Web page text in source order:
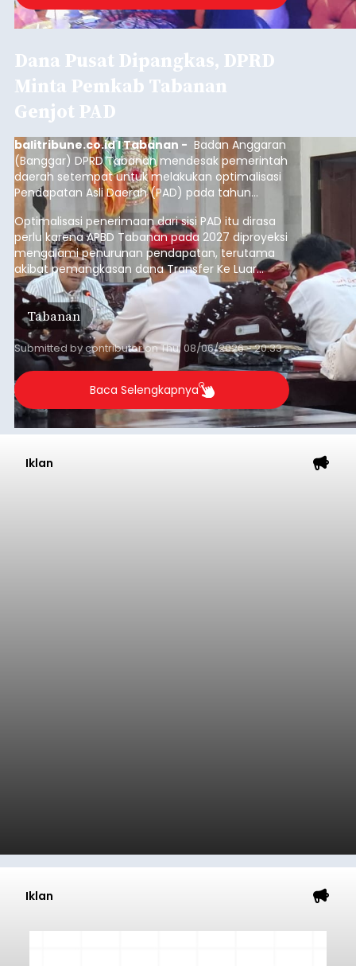
Dana Pusat Dipangkas, DPRD
Minta Pemkab Tabanan
Genjot PAD
balitribune.co.id I Tabanan - Badan Anggaran
(Banggar) DPRD Tabanan mendesak pemerintah
daerah setempat untuk melakukan optimalisasi
Pendapatan Asli Daerah (PAD) pada tahun
anggaran 2027.
Optimalisasi penerimaan dari sisi PAD itu dirasa
perlu karena APBD Tabanan pada 2027 diproyeksi
mengalami penurunan pendapatan, terutama
akibat pemangkasan dana Transfer Ke Luar
Daerah (TKD) dari pemerintah pusat.
Tabanan
Submitted bycontributoronThu, 08/06/2026 - 20:33
Baca Selengkapnya
Iklan
Iklan